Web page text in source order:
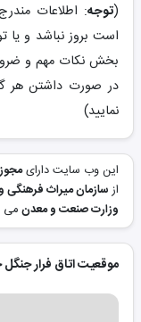
(توجه: اطلاعات
است بروز نباشد و یا
بخش نکات مهم و
در صورت داشتن هر
نمایید)
این وب سایت دارای
ازسازمان میراث
وزارت صنعت و معدنمی
موقعیت اتاق فرار